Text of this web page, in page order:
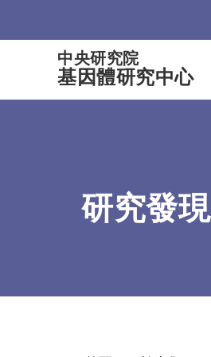
中央研究院
基因體研究中心
研究發現